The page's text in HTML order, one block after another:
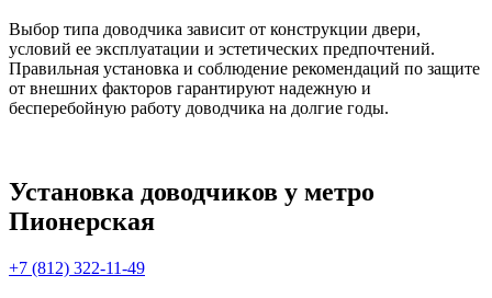
Выбор типа доводчика зависит от конструкции двери,
условий ее эксплуатации и эстетических предпочтений.
Правильная установка и соблюдение рекомендаций по защите
от внешних факторов гарантируют надежную и
бесперебойную работу доводчика на долгие годы.
Установка доводчиков у метро
Пионерская
+7 (812) 322-11-49